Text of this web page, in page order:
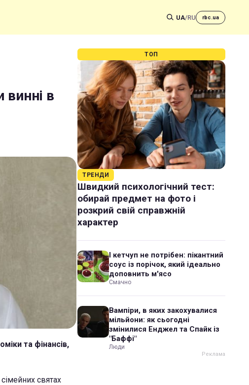
UA/RU rbc.ua
винні в
та фінансів,
святах
ТОП
ТРЕНДИ
Швидкий психологічний тест:
обирай предмет на фото і
розкрий свій справжній
характер
І кетчуп не потрібен: пікантний
соус із порічок, який ідеально
доповнить м'ясо
Смачно
Вампіри, в яких закохувалися
мільйони: як сьогодні
змінилися Енджел та Спайк із
"Баффі"
Люди